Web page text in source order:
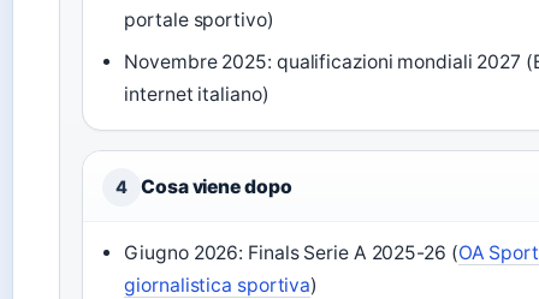
portale sportivo)
Novembre 2025: qualificazioni mondiali 2027
internet italiano)
4 Cosa viene dopo
Giugno 2026: Finals Serie A 2025-26 (OA
giornalistica sportiva)